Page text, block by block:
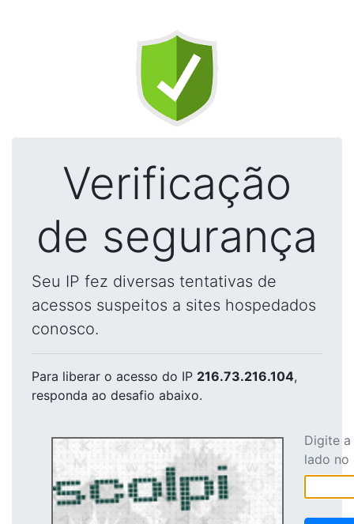
Verificação
de segurança
Seu IP fez diversas tentativas de
acessos suspeitos a sites hospedados
conosco.
Para liberar o acesso do IP 216.73.216.104,
responda ao desafio abaixo.
Digite
lado no